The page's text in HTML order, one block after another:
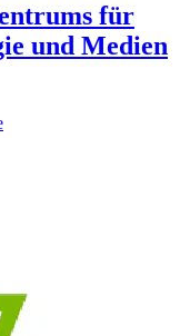
für
und Medien